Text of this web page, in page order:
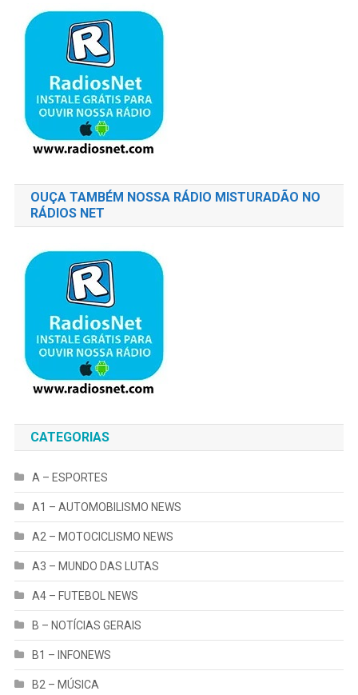
OUÇA TAMBÉM NOSSA RÁDIO MISTURADÃO NO
RÁDIOS NET
CATEGORIAS
A – ESPORTES
A1 – AUTOMOBILISMO NEWS
A2 – MOTOCICLISMO NEWS
A3 – MUNDO DAS LUTAS
A4 – FUTEBOL NEWS
B – NOTÍCIAS GERAIS
B1 – INFONEWS
B2 – MÚSICA